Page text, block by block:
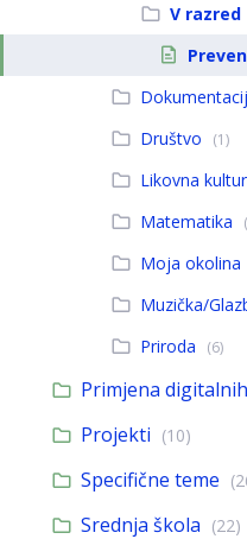
V razred
Društvo (1)
Likovna
Matematika
Moja okolina
Muzička/
Priroda (6)
Primjena
Projekti (10)
Specifične teme
Srednja škola (22)